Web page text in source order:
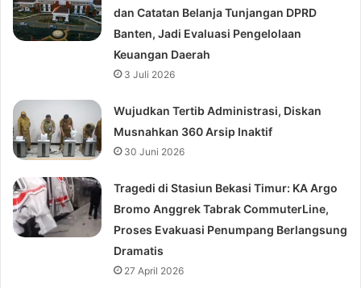
dan Catatan Belanja Tunjangan DPRD
Banten, Jadi Evaluasi Pengelolaan
Keuangan Daerah
3 Juli 2026
Wujudkan Tertib Administrasi, Diskan
Musnahkan 360 Arsip Inaktif
30 Juni 2026
Tragedi di Stasiun Bekasi Timur: KA Argo
Bromo Anggrek Tabrak CommuterLine,
Proses Evakuasi Penumpang Berlangsung
Dramatis
27 April 2026